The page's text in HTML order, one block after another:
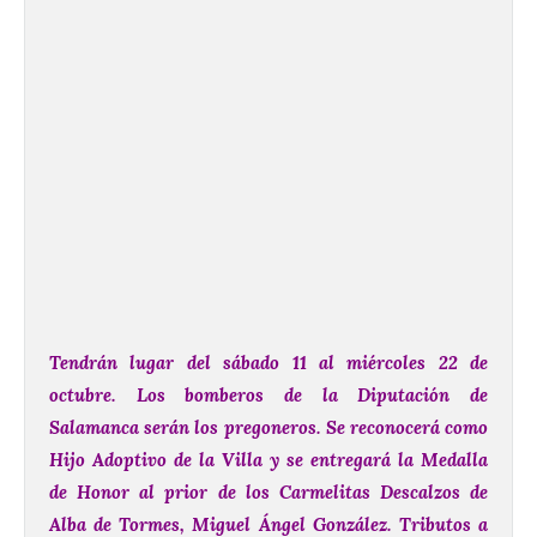
Tendrán lugar del sábado 11 al miércoles 22 de
octubre. Los bomberos de la Diputación de
Salamanca serán los pregoneros. Se reconocerá como
Hijo Adoptivo de la Villa y se entregará la Medalla
de Honor al prior de los Carmelitas Descalzos de
Alba de Tormes, Miguel Ángel González. Tributos a